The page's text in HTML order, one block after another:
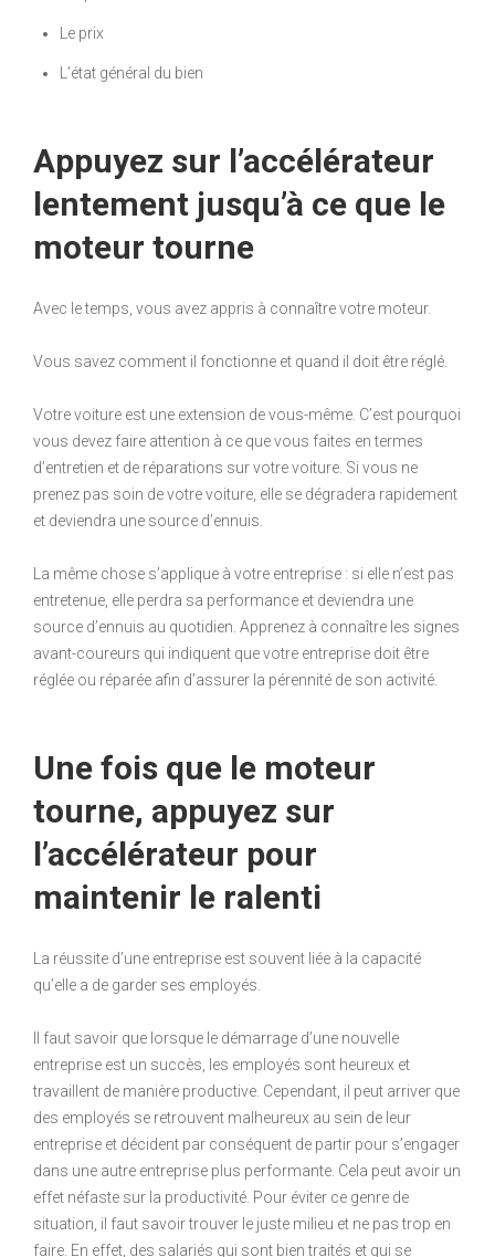
Le prix
L’état général du bien
Appuyez sur l’accélérateur
lentement jusqu’à ce que le
moteur tourne
Avec le temps, vous avez appris à connaître votre moteur.
Vous savez comment il fonctionne et quand il doit être réglé.
Votre voiture est une extension de vous-même. C’est pourquoi
vous devez faire attention à ce que vous faites en termes
d’entretien et de réparations sur votre voiture. Si vous ne
prenez pas soin de votre voiture, elle se dégradera rapidement
et deviendra une source d’ennuis.
La même chose s’applique à votre entreprise : si elle n’est pas
entretenue, elle perdra sa performance et deviendra une
source d’ennuis au quotidien. Apprenez à connaître les signes
avant-coureurs qui indiquent que votre entreprise doit être
réglée ou réparée afin d’assurer la pérennité de son activité.
Une fois que le moteur
tourne, appuyez sur
l’accélérateur pour
maintenir le ralenti
La réussite d’une entreprise est souvent liée à la capacité
qu’elle a de garder ses employés.
Il faut savoir que lorsque le démarrage d’une nouvelle
entreprise est un succès, les employés sont heureux et
travaillent de manière productive. Cependant, il peut arriver que
des employés se retrouvent malheureux au sein de leur
entreprise et décident par conséquent de partir pour s’engager
dans une autre entreprise plus performante. Cela peut avoir un
effet néfaste sur la productivité. Pour éviter ce genre de
situation, il faut savoir trouver le juste milieu et ne pas trop en
faire. En effet, des salariés qui sont bien traités et qui se